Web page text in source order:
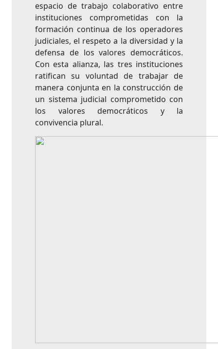
espacio de trabajo colaborativo entre
instituciones comprometidas con la
formación continua de los operadores
judiciales, el respeto a la diversidad y la
defensa de los valores democráticos.
Con esta alianza, las tres instituciones
ratifican su voluntad de trabajar de
manera conjunta en la construcción de
un sistema judicial comprometido con
los valores democráticos y la
convivencia plural.